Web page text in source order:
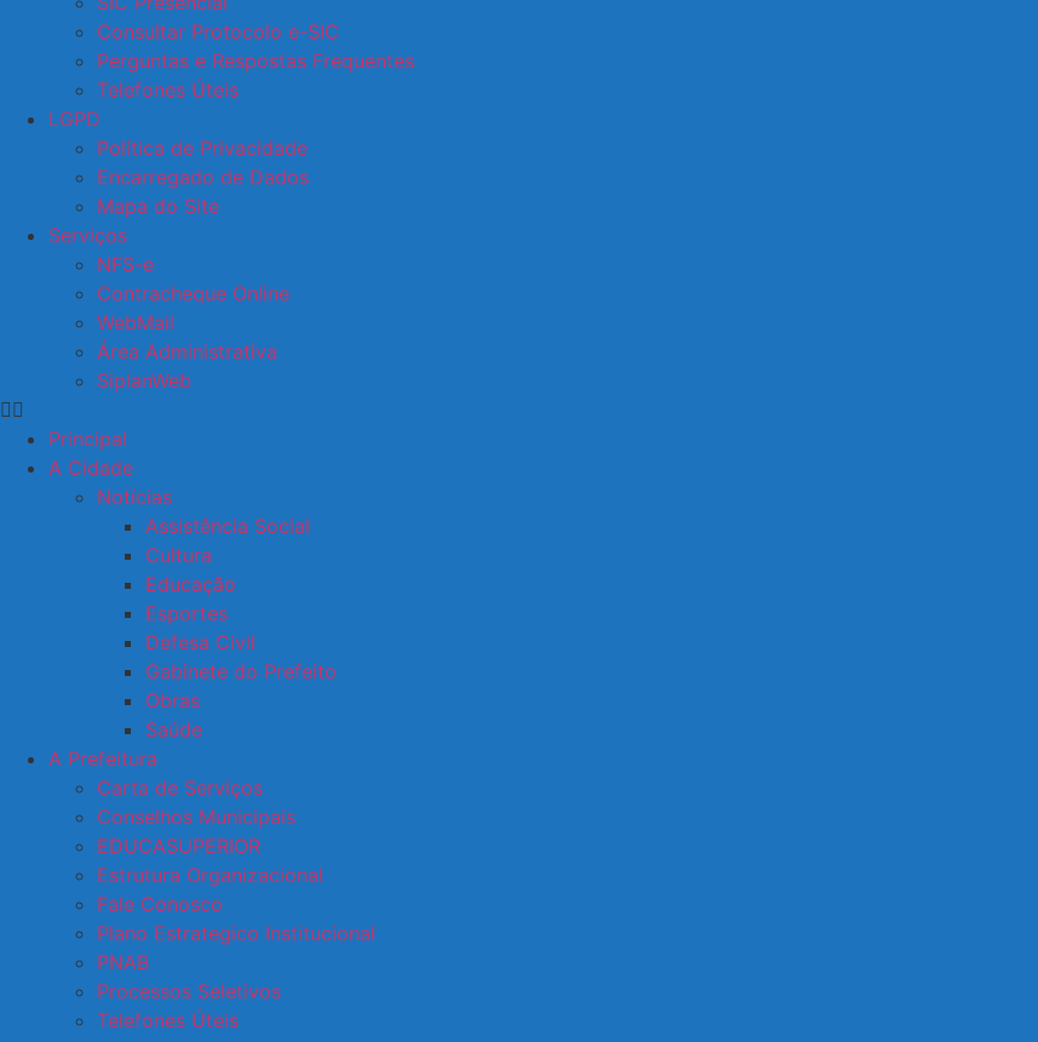
Consultar Protocolo e-SIC
Perguntas e Respostas Frequentes
Telefones Úteis
LGPD
Política de Privacidade
Encarregado de Dados
Mapa do Site
Serviços
NFS-e
Contracheque Online
WebMail
Área Administrativa
SiplanWeb
Principal
A Cidade
Notícias
Assistência Social
Cultura
Educação
Esportes
Defesa Civil
Gabinete do Prefeito
Obras
Saúde
A Prefeitura
Carta de Serviços
Conselhos Municipais
EDUCASUPERIOR
Estrutura Organizacional
Fale Conosco
Plano Estrategico Institucional
PNAB
Processos Seletivos
Telefones Úteis